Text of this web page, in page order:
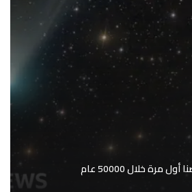
خلال 50000 عام